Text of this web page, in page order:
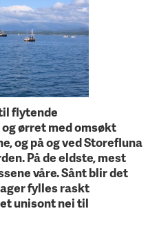
flytende
ørret med omsøkt
og på og ved Storefluna
På de eldste, mest
våre. Sånt blir det
fylles raskt
unisont nei til